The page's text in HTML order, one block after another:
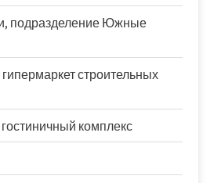
подразделение Южные
строительных
комплекс